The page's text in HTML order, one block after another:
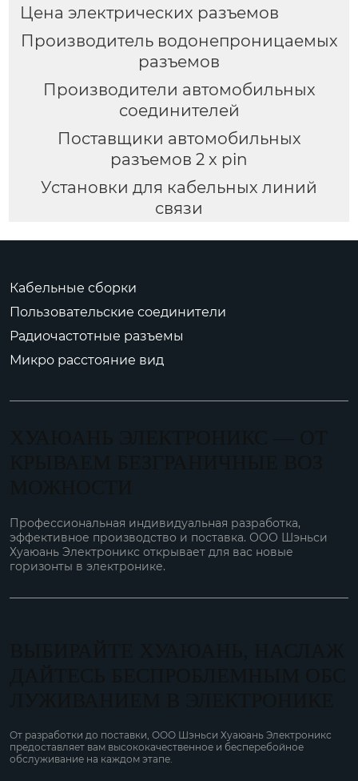
Цена электрических разъемов
Производитель водонепроницаемых
разъемов
Производители автомобильных
соединителей
Поставщики автомобильных
разъемов 2 x pin
Установки для кабельных линий
связи
Кабельные сборки
Пользовательские соединители
Радиочастотные разъемы
Микро расстояние вид
Профессиональная индивидуальная разработка,
эффективное производство и поставка. ООО Шэньси
Хуаюань Электроникс открывает для вас новые
горизонты в электронике.
От разработки до поставки, ООО Шэньси Хуаюань Электроникс
предоставляет вам высококачественное и бесперебойное
обслуживание на каждом этапе.